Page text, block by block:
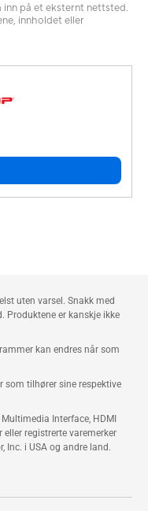
inn på et eksternt nettsted.
innholdet eller
uten varsel. Snakk med
Produktene er kanskje ikke
kan endres når som
som tilhører sine respektive
Interface, HDMI
eller registrerte varemerker
Inc. i USA og andre land.